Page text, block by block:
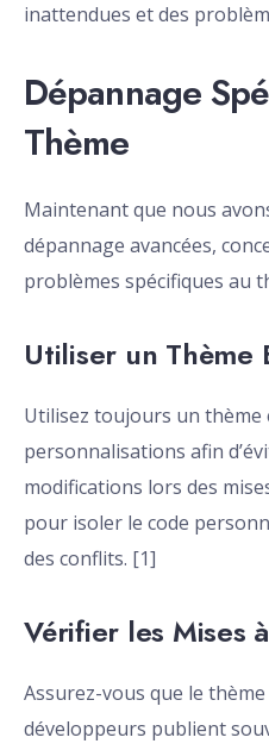
inattendues et des
Dépannage
Thème
Maintenant que nous
dépannage avancées,
problèmes spécifiques au
Utiliser un Thème
Utilisez toujours un
personnalisations afin
modifications lors des
pour isoler le code
des conflits. [1]
Vérifier les Mises
Assurez-vous que le
développeurs publient